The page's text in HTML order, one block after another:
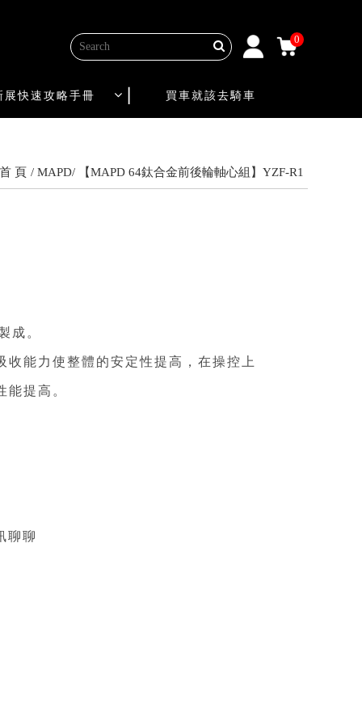
0
展快速攻略手冊 買車就該去騎車
頁 MAPD 【MAPD 64鈦合金前後輪軸心組】YZF-R1
成。
能力使整體的安定性提高，在操控上
能提高。
聊聊